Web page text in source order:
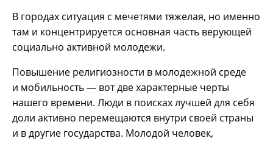
В городах ситуация с мечетями тяжелая, но именно
там и концентрируется основная часть верующей
социально активной молодежи.
Повышение религиозности в молодежной среде
и мобильность — вот две характерные черты
нашего времени. Люди в поисках лучшей для себя
доли активно перемещаются внутри своей страны
и в другие государства. Молодой человек,